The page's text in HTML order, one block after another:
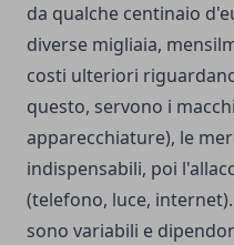
da qualche centinaio
diverse migliaia,
costi ulteriori
questo, servono i
apparecchiature), le
indispensabili, poi
(telefono, luce,
sono variabili e